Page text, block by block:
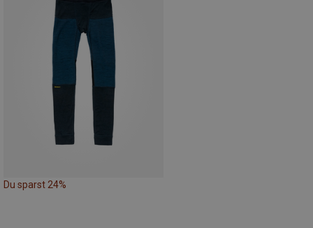
Du sparst 24%